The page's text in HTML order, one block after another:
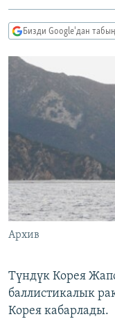
ЭКСПЕРТТЕР ТАЛДАЙТ
БИЗ ЖАНА ДҮЙНӨ
ДАНИСТЕ
ЭЖЕ-СИҢДИЛЕР
АЗАТТЫК+
ЫҢГАЙСЫЗ СУРООЛОР
ӨЗГӨЧӨ ПИКИР
ОНЛАЙН ШЕРИНЕ
ЭЕ/АРнун бардык
Бизди Google'дан
Архив
Түндүк Корея
баллистикалык
Корея кабарлады.